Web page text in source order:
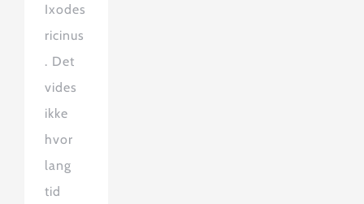
Ixodes
ricinus
. Det
vides
ikke
hvor
lang
tid